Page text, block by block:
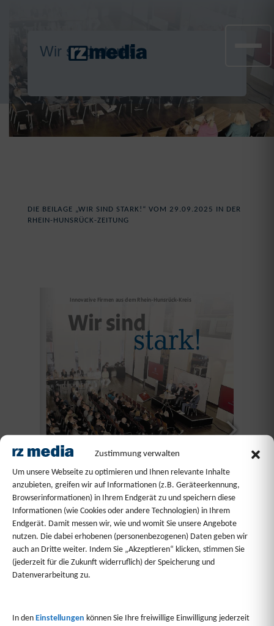
Zustimmung verwalten
Um unsere Webseite zu optimieren und Ihnen relevante Inhalte
anzubieten, greifen wir auf Informationen (z.B. Geräteerkennung,
Browserinformationen) in Ihrem Endgerät zu und speichern diese
Informationen (wie Cookies oder andere Technologien) in Ihrem
Endgerät. Damit messen wir, wie und womit Sie unsere Angebote
nutzen. Die dabei erhobenen (personenbezogenen) Daten geben wir
auch an Dritte weiter. Indem Sie „Akzeptieren“ klicken, stimmen Sie
(jederzeit für die Zukunft widerruflich) der Speicherung und
Datenverarbeitung zu.
In den Einstellungen können Sie Ihre freiwillige Einwilligung jederzeit
Wir sind stark!
DIE BEILAGE „WIR SIND STARK!“ VOM 29.09.2025 IN DER
RHEIN-HUNSRÜCK-ZEITUNG
zentrale@stadt-land-plus.de
1/31